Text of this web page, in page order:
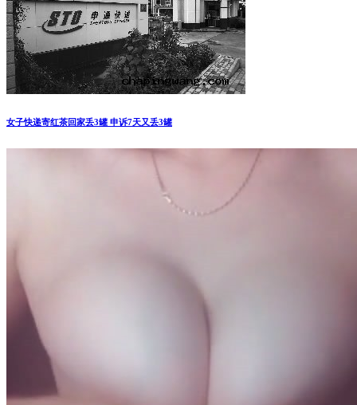
女子快递寄红茶回家丢3罐 申诉7天又丢3罐